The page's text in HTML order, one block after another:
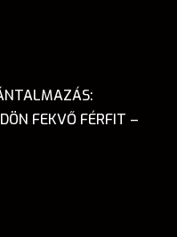
FEKVŐ FÉRFIT –